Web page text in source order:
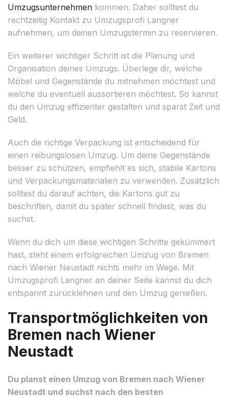
Umzugsunternehmen kommen. Daher solltest du
rechtzeitig Kontakt zu Umzugsprofi Langner
aufnehmen, um deinen Umzugstermin zu reservieren.
Ein weiterer wichtiger Schritt ist die Planung und
Organisation deines Umzugs. Überlege dir, welche
Möbel und Gegenstände du mitnehmen möchtest und
welche du eventuell aussortieren möchtest. So kannst
du den Umzug effizienter gestalten und sparst Zeit und
Geld.
Auch die richtige Verpackung ist entscheidend für
einen reibungslosen Umzug. Um deine Gegenstände
besser zu schützen, empfiehlt es sich, stabile Kartons
und Verpackungsmaterialien zu verwenden. Zusätzlich
solltest du darauf achten, die Kartons gut zu
beschriften, damit du später schnell findest, was du
suchst.
Wenn du dich um diese wichtigen Schritte gekümmert
hast, steht einem erfolgreichen Umzug von Bremen
nach Wiener Neustadt nichts mehr im Wege. Mit
Umzugsprofi Langner an deiner Seite kannst du dich
entspannt zurücklehnen und den Umzug genießen.
Transportmöglichkeiten von
Bremen nach Wiener
Neustadt
Du planst einen Umzug von Bremen nach Wiener
Neustadt und suchst nach den besten